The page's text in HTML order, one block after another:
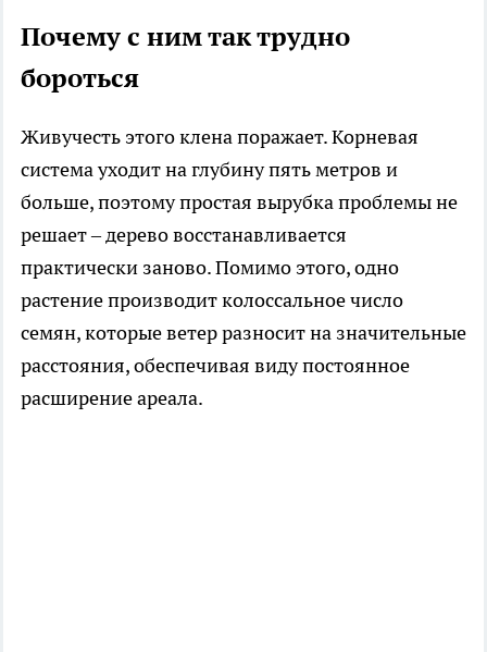
Почему с ним так трудно
бороться
Живучесть этого клена поражает. Корневая
система уходит на глубину пять метров и
больше, поэтому простая вырубка проблемы не
решает – дерево восстанавливается
практически заново. Помимо этого, одно
растение производит колоссальное число
семян, которые ветер разносит на значительные
расстояния, обеспечивая виду постоянное
расширение ареала.